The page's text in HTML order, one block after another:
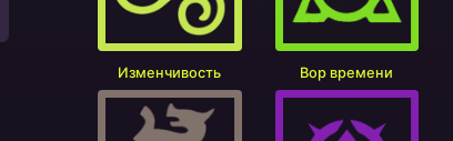
Изменчивость Вор времени